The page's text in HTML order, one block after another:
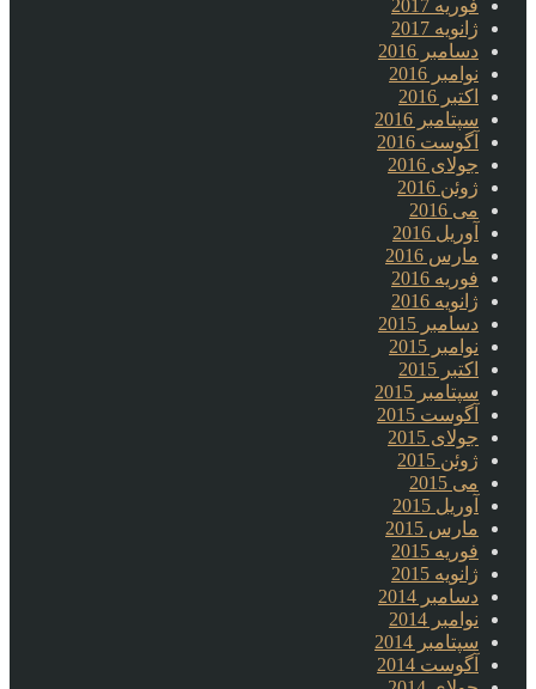
فوریه 2017
ژانویه 2017
دسامبر 2016
نوامبر 2016
اکتبر 2016
سپتامبر 2016
آگوست 2016
جولای 2016
ژوئن 2016
می 2016
آوریل 2016
مارس 2016
فوریه 2016
ژانویه 2016
دسامبر 2015
نوامبر 2015
اکتبر 2015
سپتامبر 2015
آگوست 2015
جولای 2015
ژوئن 2015
می 2015
آوریل 2015
مارس 2015
فوریه 2015
ژانویه 2015
دسامبر 2014
نوامبر 2014
سپتامبر 2014
آگوست 2014